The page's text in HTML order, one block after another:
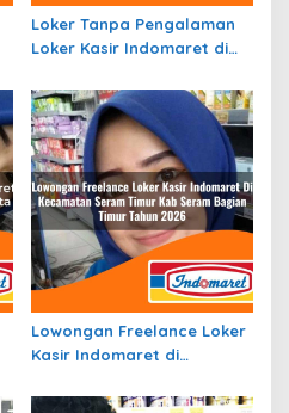
Loker Tanpa Pengalaman
Loker Kasir Indomaret di
Kab. Sukoharjo Tahun 2026
Lowongan Freelance Loker
Kasir Indomaret di
Kab. Seram Bagian Timur